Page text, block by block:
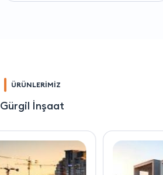
ÜRÜNLERİMİZ
Gürgil İnşaat